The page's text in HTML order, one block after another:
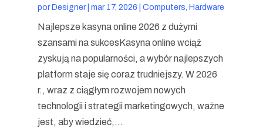
por Designer| mar 17, 2026 Computers, Hardware
Najlepsze kasyna online 2026 z dużymi
szansami na sukcesKasyna online wciąż
zyskują na popularności, a wybór najlepszych
platform staje się coraz trudniejszy. W 2026
r., wraz z ciągłym rozwojem nowych
technologii i strategii marketingowych, ważne
jest, aby wiedzieć,...